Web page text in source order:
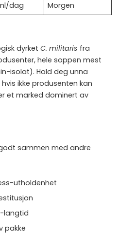
dag Morgen
dyrket C. militaris fra
hele soppen mest
isolat). Hold deg unna
ikke produsenten kan
et marked dominert av
sammen med andre
utholdenhet
langtid
pakke